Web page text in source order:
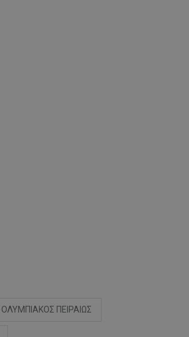
ΟΛΥΜΠΙΑΚΟΣ ΠΕΙΡΑΙΩΣ